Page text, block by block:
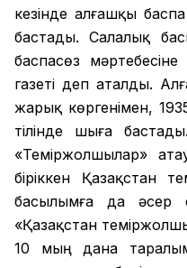
кезінде алғашқы
бастады. Салалық
баспасөз
газеті деп аталды.
жарық көргенімен,
тілінде шыға
«Теміржолшылар»
біріккен Қазақстан
басылымға да әсер
«Қазақстан
10 мың дана